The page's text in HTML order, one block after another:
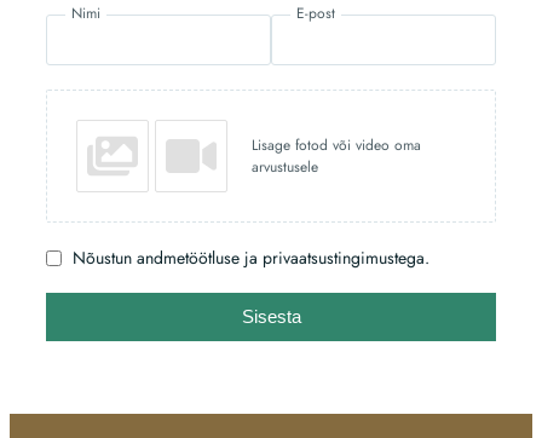
Nimi E-post
Lisage fotod või video oma
arvustusele
Nõustun andmetöötluse ja privaatsustingimustega.
Sisesta